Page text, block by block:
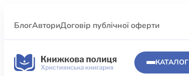
БлогАвториДоговір публічної оферти
КАТАЛОГ